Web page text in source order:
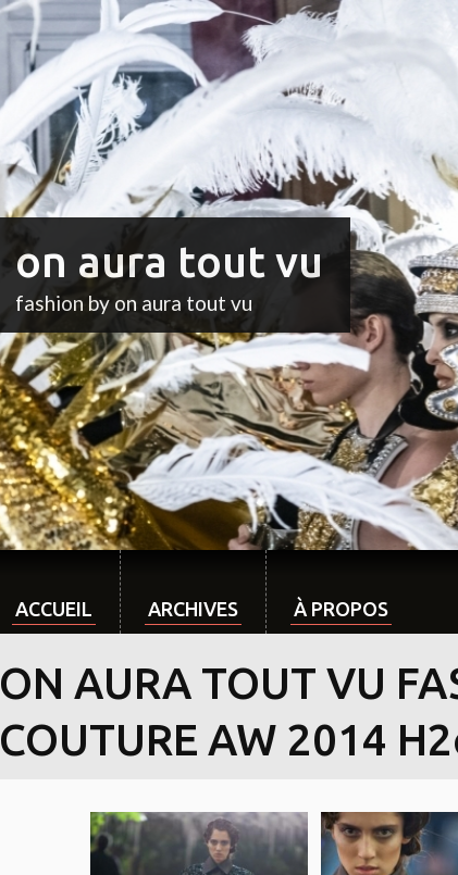
on aura tout vu
fashion by on aura tout vu
ACCUEIL ARCHIVES À PROPOS
ON AURA TOUT VU
COUTURE AW 2014